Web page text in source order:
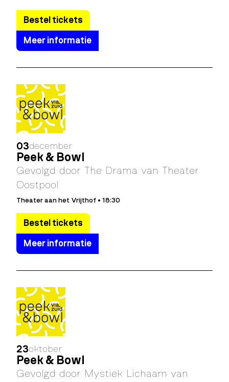
Bestel tickets
Meer informatie
03december
Peek & Bowl
Gevolgd door The Drama van Theater
Oostpool
Theater aan het Vrijthof • 18:30
Bestel tickets
Meer informatie
23oktober
Peek & Bowl
Gevolgd door Mystiek Lichaam van